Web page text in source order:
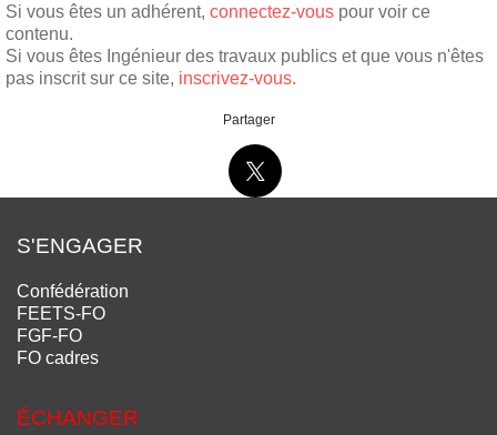
Si vous êtes un adhérent, connectez-vous pour voir ce
contenu.
Si vous êtes Ingénieur des travaux publics et que vous n'êtes
pas inscrit sur ce site, inscrivez-vous.
Partager
S'ENGAGER
Confédération
FEETS-FO
FGF-FO
FO cadres
ÉCHANGER